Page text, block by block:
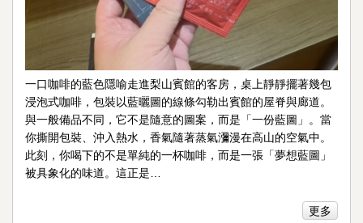
一口咖啡的藍色隱喻走進梨山賓館的客房，桌上靜靜擺著幾包
浸泡式咖啡，包裝以藍曬圖的線條勾勒出賓館的屋脊與廊道。
與一般備品不同，它不是隨意的圖案，而是「一份藍圖」。當
你撕開包裝、沖入熱水，香氣隨著蒸氣瀰漫在高山的空氣中。
此刻，你喝下的不是單純的一杯咖啡，而是一張「夢想藍圖」
被具象化的味道。這正是…
更多